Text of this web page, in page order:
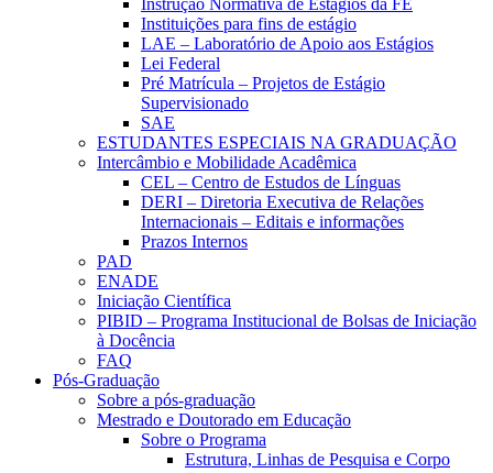
Instrução Normativa de Estágios da FE
Instituições para fins de estágio
LAE – Laboratório de Apoio aos Estágios
Lei Federal
Pré Matrícula – Projetos de Estágio
Supervisionado
SAE
ESTUDANTES ESPECIAIS NA GRADUAÇÃO
Intercâmbio e Mobilidade Acadêmica
CEL – Centro de Estudos de Línguas
DERI – Diretoria Executiva de Relações
Internacionais – Editais e informações
Prazos Internos
PAD
ENADE
Iniciação Científica
PIBID – Programa Institucional de Bolsas de Iniciação
à Docência
FAQ
Pós-Graduação
Sobre a pós-graduação
Mestrado e Doutorado em Educação
Sobre o Programa
Estrutura, Linhas de Pesquisa e Corpo